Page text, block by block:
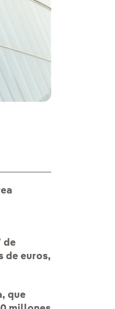
de
de euros,
que